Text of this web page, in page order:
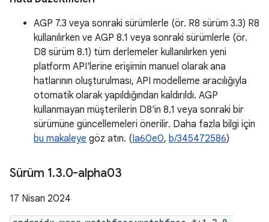
AGP 7.3 veya sonraki sürümlerle (ör. R8 sürüm 3.3) R8
kullanılırken ve AGP 8.1 veya sonraki sürümlerle (ör.
D8 sürüm 8.1) tüm derlemeler kullanılırken yeni
platform API'lerine erişimin manuel olarak ana
hatlarının oluşturulması, API modelleme aracılığıyla
otomatik olarak yapıldığından kaldırıldı. AGP
kullanmayan müşterilerin D8'in 8.1 veya sonraki bir
sürümüne güncellemeleri önerilir. Daha fazla bilgi için
bu makaleye göz atın. (Ia60e0, b/345472586)
Sürüm 1.3.0-alpha03
17 Nisan 2024